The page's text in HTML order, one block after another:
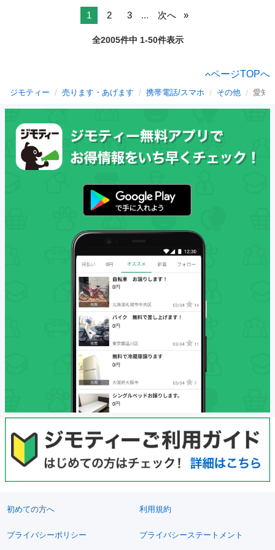
1 2 3 ... 次へ
全2005件中 1-50件表示
ページTOPへ
ジモティー 売ります・あげます 携帯電話/スマホ その他 愛知
初めての方へ 利用規約
プライバシーポリシー プライバシーステートメント